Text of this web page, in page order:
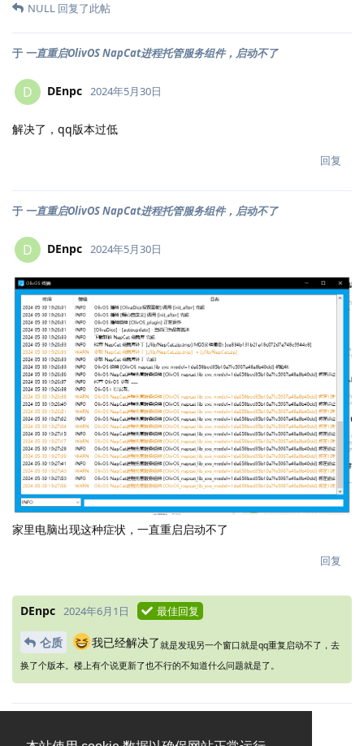
NULL 回复了此帖
于 一直重启OlivOS NapCat进程托管服务组件，启动不了
D DEnpc 2024年5月30日
解决了，qq版本过低
回复
于 一直重启OlivOS NapCat进程托管服务组件，启动不了
D DEnpc 2024年5月30日
家里电脑出现这种症状，一直重启启动不了
回复
DEnpc 2024年6月1日 最佳回复
仑质 我已经解决了就是发现另一个窗口就是qq重复启动不了，去
换了个版本。楼上有个说更新了也不行的不知道什么问题就是了。